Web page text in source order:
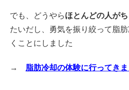
でも、どうやらほとんどの人が
たいだし、勇気を振り絞って脂
くことにしました
→ 脂肪冷却の体験に行ってき